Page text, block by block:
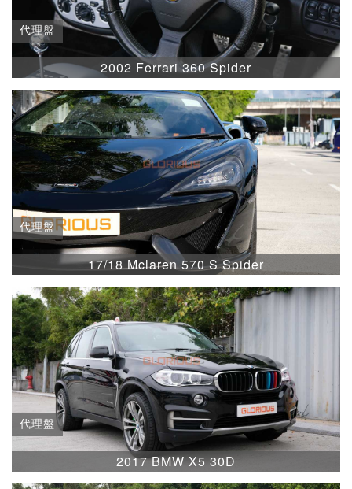
代理盤
2002 Ferrari 360 Spider
代理盤
17/18 Mclaren 570 S Spider
代理盤
2017 BMW X5 30D